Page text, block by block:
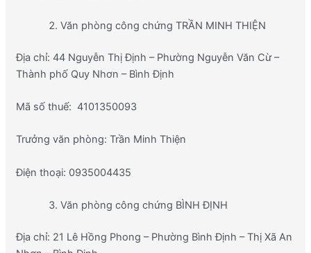
Văn phòng công chứng TRẦN MINH THIỆN
Địa chỉ: 44 Nguyễn Thị Định – Phường Nguyễn Văn Cừ –
Thành phố Quy Nhơn – Bình Định
Mã số thuế: 4101350093
Trưởng văn phòng: Trần Minh Thiện
Điện thoại: 0935004435
Văn phòng công chứng BÌNH ĐỊNH
Địa chỉ: 21 Lê Hồng Phong – Phường Bình Định – Thị Xã An